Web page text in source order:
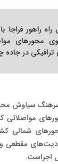
راهور
محورهای
در جاده
سیاوش
مواصلاتی
شمالی
مقطعی
اجراست.